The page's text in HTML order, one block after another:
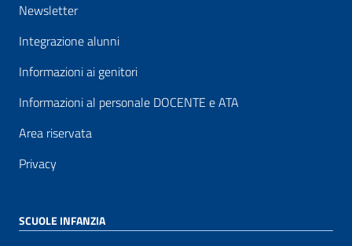
Newsletter
Integrazione alunni
Informazioni ai genitori
Informazioni al personale DOCENTE e ATA
Area riservata
Privacy
SCUOLE INFANZIA